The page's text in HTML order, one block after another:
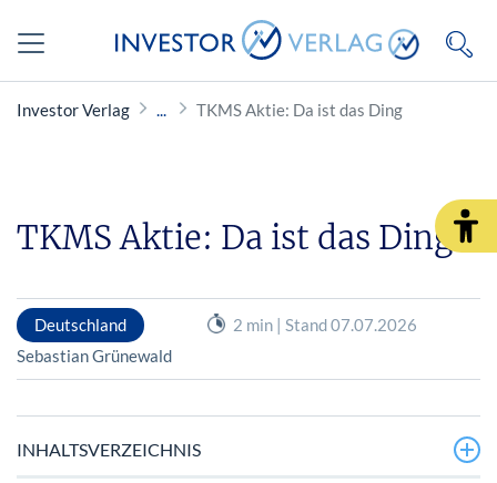
Investor Verlag TKMS Aktie: Da ist das Ding
TKMS Aktie: Da ist das Ding
Deutschland
2 min | Stand 07.07.2026
Sebastian Grünewald
INHALTSVERZEICHNIS